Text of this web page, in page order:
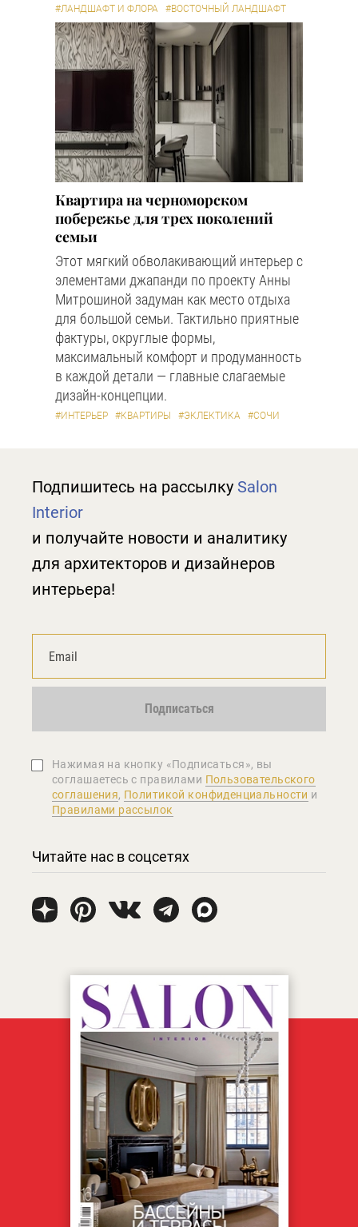
#ЛАНДШАФТ И ФЛОРА #ВОСТОЧНЫЙ ЛАНДШАФТ
Квартира на черноморском
побережье для трех поколений
семьи
Этот мягкий обволакивающий интерьер с
элементами джапанди по проекту Анны
Митрошиной задуман как место отдыха
для большой семьи. Тактильно приятные
фактуры, округлые формы,
максимальный комфорт и продуманность
в каждой детали — главные слагаемые
дизайн-концепции.
#ИНТЕРЬЕР #КВАРТИРЫ #ЭКЛЕКТИКА #СОЧИ
Подпишитесь на рассылку Salon
Interior
и получайте новости и аналитику
для архитекторов и дизайнеров
интерьера!
Подписаться
Нажимая на кнопку «Подписаться», вы
соглашаетеcь с правилами Пользовательского
соглашения, Политикой конфиденциальности и
Правилами рассылок
Читайте нас в соцсетях